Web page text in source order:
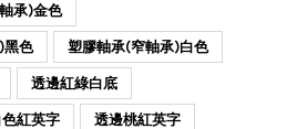
承)金色
黑色 塑膠軸承(窄軸承)白色
透邊紅綠白底
紅英字 透邊桃紅英字